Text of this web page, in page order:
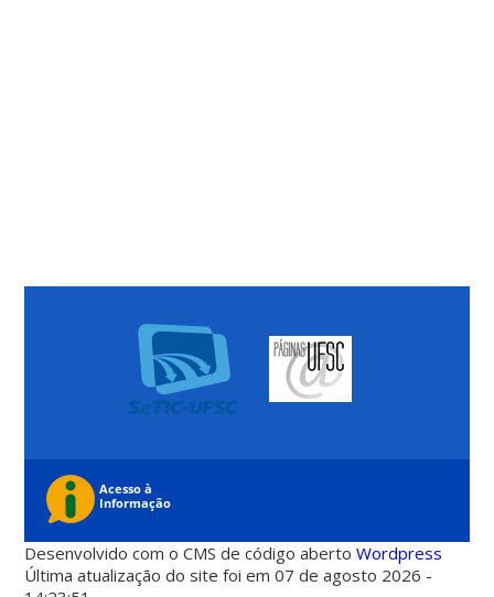
Desenvolvido com o CMS de código abertoWordpress
Última atualização do site foi em 07 de agosto 2026 -